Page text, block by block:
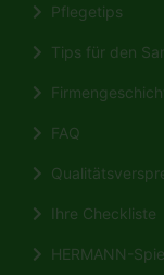
Pflegetips
Tips für den
FAQ
Ihre Checkliste
HERMANN-